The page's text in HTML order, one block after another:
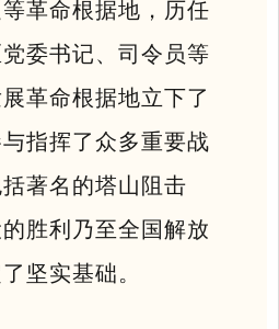
革命根据地，历任
委书记、司令员等
革命根据地立下了
指挥了众多重要战
著名的塔山阻击
胜利乃至全国解放
坚实基础。